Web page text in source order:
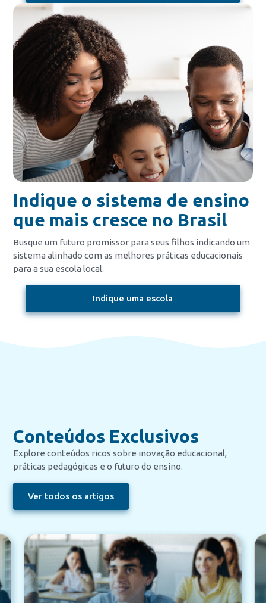
Indique o sistema de ensino
que mais cresce no Brasil
Busque um futuro promissor para seus filhos indicando um
sistema alinhado com as melhores práticas educacionais
para a sua escola local.
Indique uma escola
Conteúdos Exclusivos
Explore conteúdos ricos sobre inovação educacional,
práticas pedagógicas e o futuro do ensino.
Ver todos os artigos